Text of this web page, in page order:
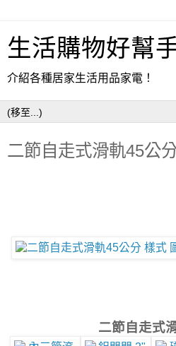
生活購物好幫
介紹各種居家生活用品家電！
二節自走式滑軌45公
二節自走式